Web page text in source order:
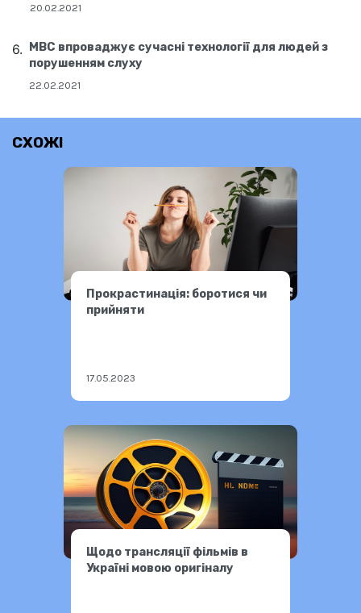
20.02.2021
МВС впроваджує сучасні технології для людей з
порушенням слуху
22.02.2021
СХОЖІ
Прокрастинація: боротися чи
прийняти
17.05.2023
Щодо трансляції фільмів в
Україні мовою оригіналу